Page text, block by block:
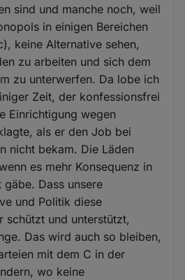
sind und manche noch, weil
in einigen Bereichen
keine Alternative sehen,
zu arbeiten und sich dem
zu unterwerfen. Da lobe ich
Zeit, der konfessionsfrei
Einrichtigung wegen
als er den Job bei
nicht bekam. Die Läden
es mehr Konsequenz in
gäbe. Dass unsere
und Politik diese
schützt und unterstützt,
Das wird auch so bleiben,
mit dem C in der
wo keine